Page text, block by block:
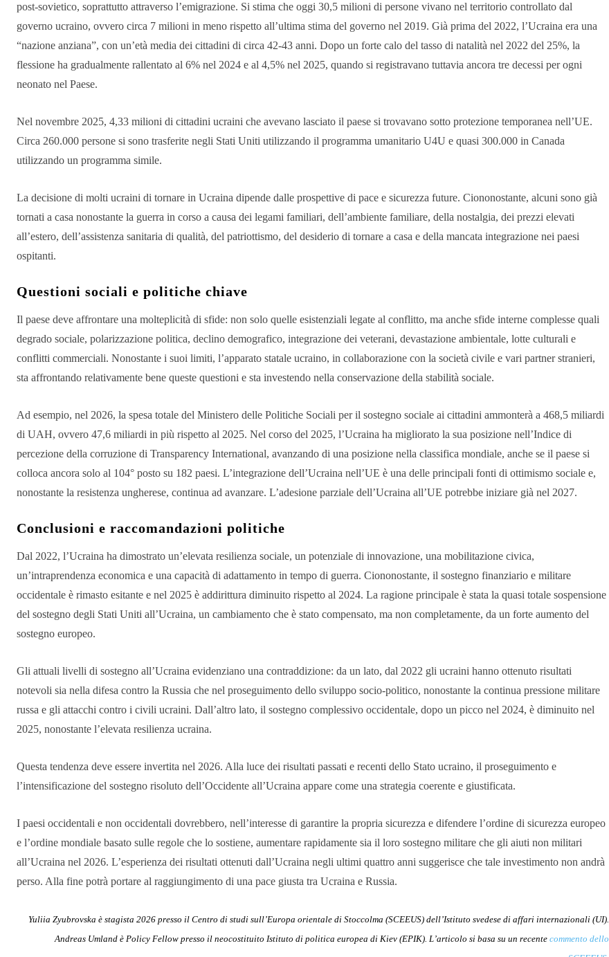
post-sovietico, soprattutto attraverso l’emigrazione. Si stima che oggi 30,5 milioni di persone vivano nel territorio controllato dal
governo ucraino, ovvero circa 7 milioni in meno rispetto all’ultima stima del governo nel 2019. Già prima del 2022, l’Ucraina era una
“nazione anziana”, con un’età media dei cittadini di circa 42-43 anni. Dopo un forte calo del tasso di natalità nel 2022 del 25%, la
flessione ha gradualmente rallentato al 6% nel 2024 e al 4,5% nel 2025, quando si registravano tuttavia ancora tre decessi per ogni
neonato nel Paese.
Nel novembre 2025, 4,33 milioni di cittadini ucraini che avevano lasciato il paese si trovavano sotto protezione temporanea nell’UE.
Circa 260.000 persone si sono trasferite negli Stati Uniti utilizzando il programma umanitario U4U e quasi 300.000 in Canada
utilizzando un programma simile.
La decisione di molti ucraini di tornare in Ucraina dipende dalle prospettive di pace e sicurezza future. Ciononostante, alcuni sono già
tornati a casa nonostante la guerra in corso a causa dei legami familiari, dell’ambiente familiare, della nostalgia, dei prezzi elevati
all’estero, dell’assistenza sanitaria di qualità, del patriottismo, del desiderio di tornare a casa e della mancata integrazione nei paesi
ospitanti.
Questioni sociali e politiche chiave
Il paese deve affrontare una molteplicità di sfide: non solo quelle esistenziali legate al conflitto, ma anche sfide interne complesse quali
degrado sociale, polarizzazione politica, declino demografico, integrazione dei veterani, devastazione ambientale, lotte culturali e
conflitti commerciali. Nonostante i suoi limiti, l’apparato statale ucraino, in collaborazione con la società civile e vari partner stranieri,
sta affrontando relativamente bene queste questioni e sta investendo nella conservazione della stabilità sociale.
Ad esempio, nel 2026, la spesa totale del Ministero delle Politiche Sociali per il sostegno sociale ai cittadini ammonterà a 468,5 miliardi
di UAH, ovvero 47,6 miliardi in più rispetto al 2025. Nel corso del 2025, l’Ucraina ha migliorato la sua posizione nell’Indice di
percezione della corruzione di Transparency International, avanzando di una posizione nella classifica mondiale, anche se il paese si
colloca ancora solo al 104° posto su 182 paesi. L’integrazione dell’Ucraina nell’UE è una delle principali fonti di ottimismo sociale e,
nonostante la resistenza ungherese, continua ad avanzare. L’adesione parziale dell’Ucraina all’UE potrebbe iniziare già nel 2027.
Conclusioni e raccomandazioni politiche
Dal 2022, l’Ucraina ha dimostrato un’elevata resilienza sociale, un potenziale di innovazione, una mobilitazione civica,
un’intraprendenza economica e una capacità di adattamento in tempo di guerra. Ciononostante, il sostegno finanziario e militare
occidentale è rimasto esitante e nel 2025 è addirittura diminuito rispetto al 2024. La ragione principale è stata la quasi totale sospensione
del sostegno degli Stati Uniti all’Ucraina, un cambiamento che è stato compensato, ma non completamente, da un forte aumento del
sostegno europeo.
Gli attuali livelli di sostegno all’Ucraina evidenziano una contraddizione: da un lato, dal 2022 gli ucraini hanno ottenuto risultati
notevoli sia nella difesa contro la Russia che nel proseguimento dello sviluppo socio-politico, nonostante la continua pressione militare
russa e gli attacchi contro i civili ucraini. Dall’altro lato, il sostegno complessivo occidentale, dopo un picco nel 2024, è diminuito nel
2025, nonostante l’elevata resilienza ucraina.
Questa tendenza deve essere invertita nel 2026. Alla luce dei risultati passati e recenti dello Stato ucraino, il proseguimento e
l’intensificazione del sostegno risoluto dell’Occidente all’Ucraina appare come una strategia coerente e giustificata.
I paesi occidentali e non occidentali dovrebbero, nell’interesse di garantire la propria sicurezza e difendere l’ordine di sicurezza europeo
e l’ordine mondiale basato sulle regole che lo sostiene, aumentare rapidamente sia il loro sostegno militare che gli aiuti non militari
all’Ucraina nel 2026. L’esperienza dei risultati ottenuti dall’Ucraina negli ultimi quattro anni suggerisce che tale investimento non andrà
perso. Alla fine potrà portare al raggiungimento di una pace giusta tra Ucraina e Russia.
Yuliia Zyubrovska è stagista 2026 presso il Centro di studi sull’Europa orientale di Stoccolma (SCEEUS) dell’Istituto svedese di affari internazionali (UI).
Andreas Umland è Policy Fellow presso il neocostituito Istituto di politica europea di Kiev (EPIK). L’articolo si basa su un recente commento dello